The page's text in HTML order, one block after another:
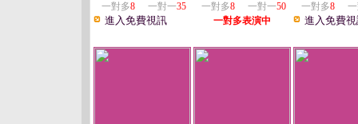
一對多8 一對一35
進入免費視訊
一對多8 一對一50
一對多表演中
一對多8
進入免費